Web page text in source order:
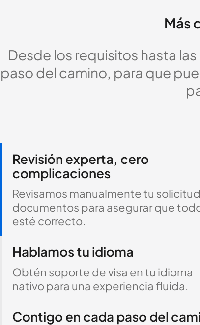
Más
Desde los requisitos hasta
paso del camino, para que
Revisión experta, cero
complicaciones
Revisamos manualmente tu
documentos para asegurar que
esté correcto.
Hablamos tu idioma
Obtén soporte de visa en tu idioma
nativo para una experiencia fluida.
Contigo en cada paso del